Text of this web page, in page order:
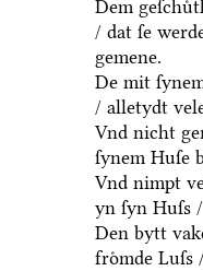
Dem
/ dat ſe
gemene.
De mit
/ alletydt
Vnd nicht
ſynem Huſe
Vnd nimpt
yn ſyn Huſs /
Den bytt
froͤmde Luſs